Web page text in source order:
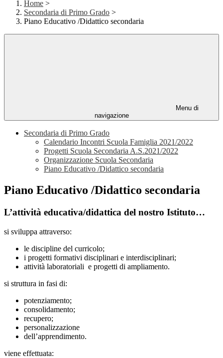
Home >
Secondaria di Primo Grado >
Piano Educativo /Didattico secondaria
Menu di
navigazione
Secondaria di Primo Grado
Calendario Incontri Scuola Famiglia 2021/2022
Progetti Scuola Secondaria A.S.2021/2022
Organizzazione Scuola Secondaria
Piano Educativo /Didattico secondaria
Piano Educativo /Didattico secondaria
L’attività educativa/didattica del nostro Istituto…
si sviluppa attraverso:
le discipline del curricolo;
i progetti formativi disciplinari e interdisciplinari;
attività laboratoriali e progetti di ampliamento.
si struttura in fasi di:
potenziamento;
consolidamento;
recupero;
personalizzazione
dell’apprendimento.
viene effettuata: